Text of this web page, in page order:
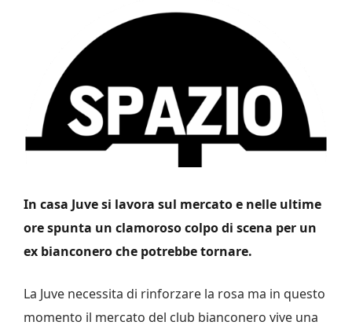
In casa Juve si lavora sul mercato e nelle ultime
ore spunta un clamoroso colpo di scena per un
ex bianconero che potrebbe tornare.
La Juve necessita di rinforzare la rosa ma in questo
momento il mercato del club bianconero vive una